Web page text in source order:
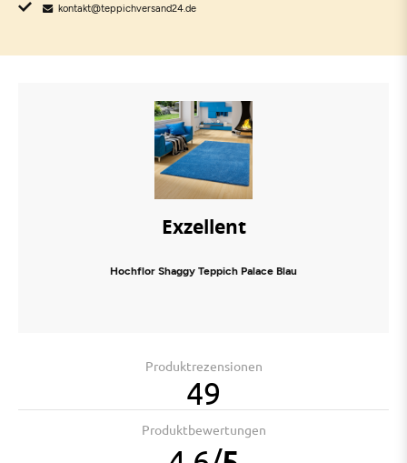
kontakt@teppichversand24.de
Exzellent
Hochflor Shaggy Teppich Palace Blau
Produktrezensionen
49
Produktbewertungen